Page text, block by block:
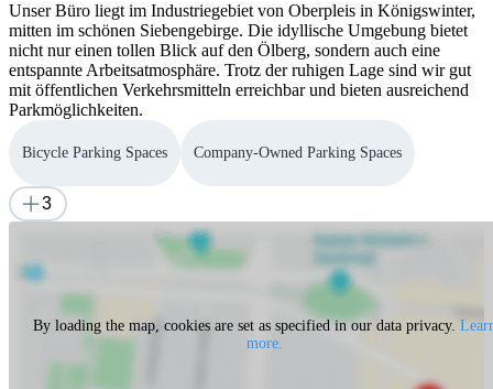
Unser Büro liegt im Industriegebiet von Oberpleis in Königswinter,
mitten im schönen Siebengebirge. Die idyllische Umgebung bietet
nicht nur einen tollen Blick auf den Ölberg, sondern auch eine
entspannte Arbeitsatmosphäre. Trotz der ruhigen Lage sind wir gut
mit öffentlichen Verkehrsmitteln erreichbar und bieten ausreichend
Parkmöglichkeiten.
Bicycle Parking Spaces Company-Owned Parking Spaces
3
By loading the map, cookies are set as specified in our data privacy.
more.